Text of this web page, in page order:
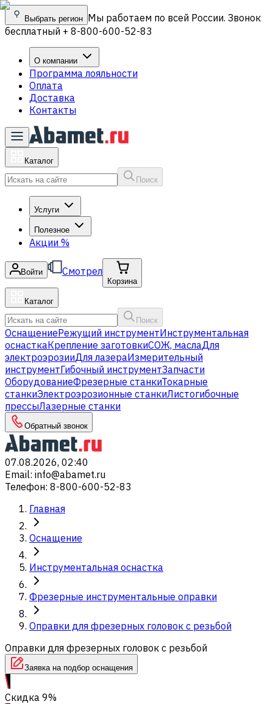
Выбрать регион Мы работаем по всей России. Звонок
бесплатный + 8-800-600-52-83
О компании
Программа лояльности
Оплата
Доставка
Контакты
Каталог
Поиск
Услуги
Полезное
Акции %
Войти Смотрел
Корзина
Каталог
Поиск
ОснащениеРежущий инструментИнструментальная
оснасткаКрепление заготовкиСОЖ, маслаДля
электроэрозииДля лазераИзмерительный
инструментГибочный инструментЗапчасти
ОборудованиеФрезерные станкиТокарные
станкиЭлектроэрозионные станкиЛистогибочные
прессыЛазерные станки
Обратный звонок
07.08.2026, 02:40
Email: info@abamet.ru
Телефон: 8-800-600-52-83
Главная
Оснащение
Инструментальная оснастка
Фрезерные инструментальные оправки
Оправки для фрезерных головок с резьбой
Оправки для фрезерных головок с резьбой
Заявка на подбор оснащения
Скидка 9%